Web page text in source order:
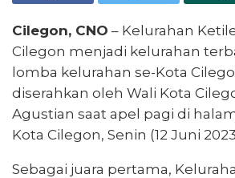
Cilegon, CNO – Kelurahan
Cilegon menjadi kelurahan
lomba kelurahan se-Kota
diserahkan oleh Wali Kota
Agustian saat apel pagi di
Kota Cilegon, Senin (12 Juni
Sebagai juara pertama,